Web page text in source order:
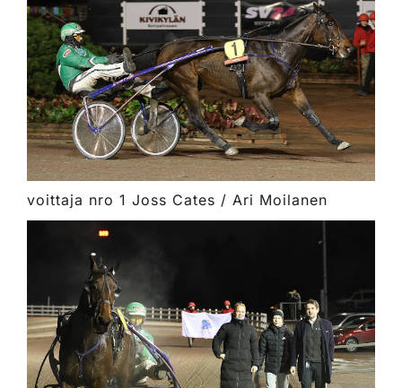
voittaja nro 1 Joss Cates / Ari Moilanen